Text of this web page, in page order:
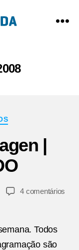
|
4 comentários
Todos
são